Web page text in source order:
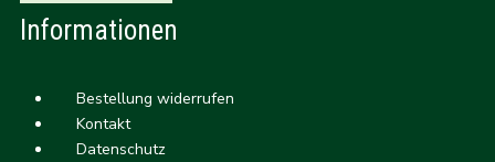
Informationen
Bestellung widerrufen
Kontakt
Datenschutz